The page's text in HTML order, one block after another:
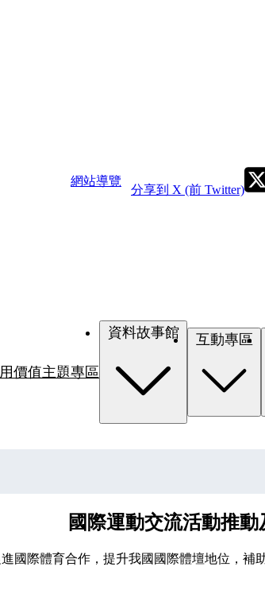
網站導覽
分享到 X (前 Twitter)
價值主題專區
資料故事館
國際運動交流活動推
國際體育合作，提升我國國際體壇地位，補